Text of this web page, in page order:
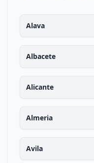
Alava
Albacete
Alicante
Almeria
Avila